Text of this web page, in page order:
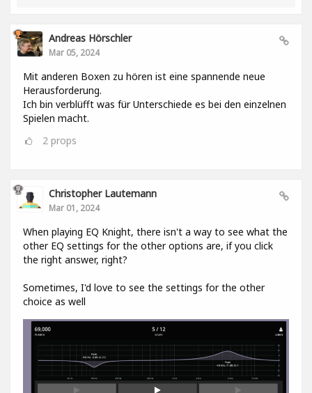
Andreas Hörschler
Mar 05, 2024
Mit anderen Boxen zu hören ist eine spannende neue
Herausforderung.
Ich bin verblüfft was für Unterschiede es bei den einzelnen
Spielen macht.
2 props
Christopher Lautemann
Mar 01, 2024
When playing EQ Knight, there isn't a way to see what the
other EQ settings for the other options are, if you click
the right answer, right?
Sometimes, I'd love to see the settings for the other
choice as well